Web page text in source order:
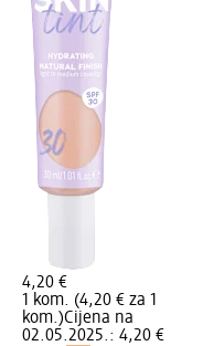
4,20 €
1 kom. (4,20 € za 1
kom.)Cijena na
02.05.2025.: 4,20 €